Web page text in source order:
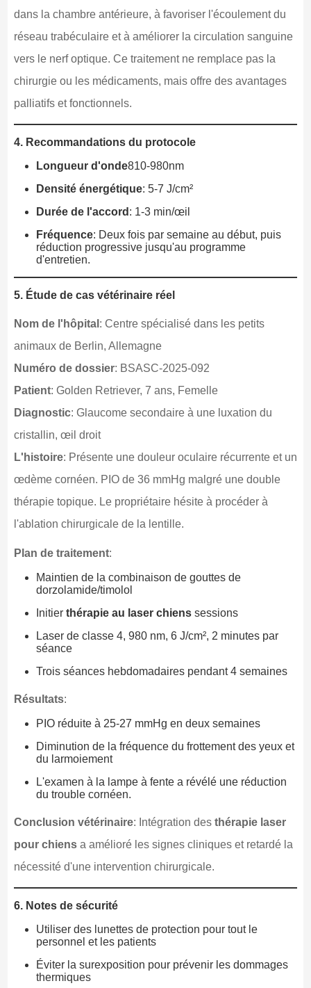
dans la chambre antérieure, à favoriser l'écoulement du
réseau trabéculaire et à améliorer la circulation sanguine
vers le nerf optique. Ce traitement ne remplace pas la
chirurgie ou les médicaments, mais offre des avantages
palliatifs et fonctionnels.
4. Recommandations du protocole
Longueur d'onde810-980nm
Densité énergétique: 5-7 J/cm²
Durée de l'accord : 1-3 min/œil
Fréquence: Deux fois par semaine au début, puis
réduction progressive jusqu'au programme
d'entretien.
5. Étude de cas vétérinaire réel
Nom de l'hôpital : Centre spécialisé dans les petits
animaux de Berlin, Allemagne
Numéro de dossier: BSASC-2025-092
Patient: Golden Retriever, 7 ans, Femelle
Diagnostic: Glaucome secondaire à une luxation du
cristallin, œil droit
L'histoire: Présente une douleur oculaire récurrente et un
œdème cornéen. PIO de 36 mmHg malgré une double
thérapie topique. Le propriétaire hésite à procéder à
l'ablation chirurgicale de la lentille.
Plan de traitement:
Maintien de la combinaison de gouttes de
dorzolamide/timolol
Initier thérapie au laser chienssessions
Laser de classe 4, 980 nm, 6 J/cm², 2 minutes par
séance
Trois séances hebdomadaires pendant 4 semaines
Résultats:
PIO réduite à 25-27 mmHg en deux semaines
Diminution de la fréquence du frottement des yeux et
du larmoiement
L'examen à la lampe à fente a révélé une réduction
du trouble cornéen.
Conclusion vétérinaire: Intégration des thérapie laser
pour chiensa amélioré les signes cliniques et retardé la
nécessité d'une intervention chirurgicale.
6. Notes de sécurité
Utiliser des lunettes de protection pour tout le
personnel et les patients
Éviter la surexposition pour prévenir les dommages
thermiques